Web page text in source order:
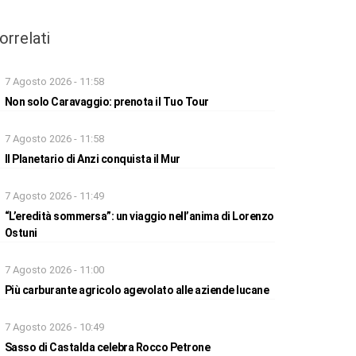
7 Agosto 2026 - 11:58
Non solo Caravaggio: prenota il Tuo Tour
7 Agosto 2026 - 11:58
Il Planetario di Anzi conquista il Mur
7 Agosto 2026 - 11:49
“L’eredità sommersa”: un viaggio nell’anima di Lorenzo
Ostuni
7 Agosto 2026 - 11:00
Più carburante agricolo agevolato alle aziende lucane
7 Agosto 2026 - 10:49
Sasso di Castalda celebra Rocco Petrone